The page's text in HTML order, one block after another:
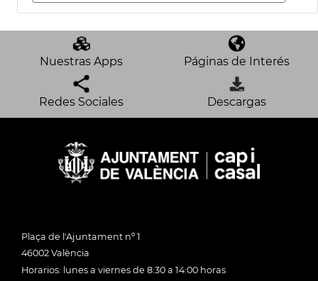
Nuestras Apps Páginas de Interés
Redes Sociales Descargas
Plaça de l'Ajuntament nº 1
46002 València
Horarios: lunes a viernes de 8:30 a 14:00 horas